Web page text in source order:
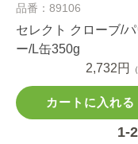
品番：89106
セレクト クローブ/
ー/L缶350g
2,732円
カートに入れる
1-